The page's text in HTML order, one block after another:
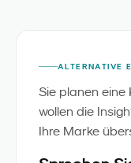
ALTERNATIVE
Sie planen eine
wollen die
Ihre Marke